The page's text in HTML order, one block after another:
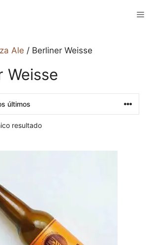
Ale / Berliner Weisse
Weisse
resultado